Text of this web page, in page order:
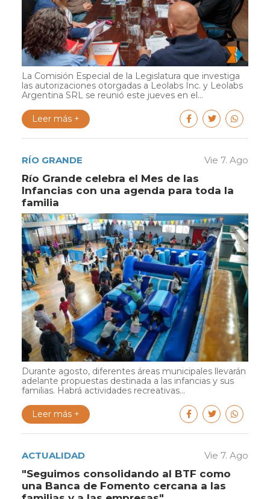
La Comisión Especial de la Legislatura que investiga
las autorizaciones otorgadas a Leolabs Inc. y Leolabs
Argentina SRL se reunió este jueves en el...
Leer más +
RÍO GRANDE Vie 7. Ago
Río Grande celebra el Mes de las
Infancias con una agenda para toda la
familia
Durante agosto, diferentes áreas municipales llevarán
adelante propuestas destinada a las infancias y sus
familias. Habrá actividades recreativas...
Leer más +
ACTUALIDAD Vie 7. Ago
"Seguimos consolidando al BTF como
una Banca de Fomento cercana a las